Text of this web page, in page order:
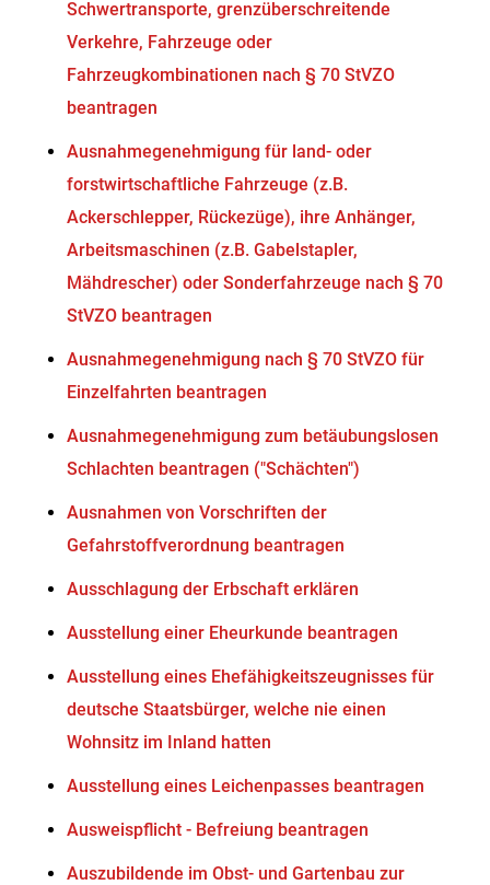
Schwertransporte, grenzüberschreitende
Verkehre, Fahrzeuge oder
Fahrzeugkombinationen nach § 70 StVZO
beantragen
Ausnahmegenehmigung für land- oder
forstwirtschaftliche Fahrzeuge (z.B.
Ackerschlepper, Rückezüge), ihre Anhänger,
Arbeitsmaschinen (z.B. Gabelstapler,
Mähdrescher) oder Sonderfahrzeuge nach § 70
StVZO beantragen
Ausnahmegenehmigung nach § 70 StVZO für
Einzelfahrten beantragen
Ausnahmegenehmigung zum betäubungslosen
Schlachten beantragen ("Schächten")
Ausnahmen von Vorschriften der
Gefahrstoffverordnung beantragen
Ausschlagung der Erbschaft erklären
Ausstellung einer Eheurkunde beantragen
Ausstellung eines Ehefähigkeitszeugnisses für
deutsche Staatsbürger, welche nie einen
Wohnsitz im Inland hatten
Ausstellung eines Leichenpasses beantragen
Ausweispflicht - Befreiung beantragen
Auszubildende im Obst- und Gartenbau zur